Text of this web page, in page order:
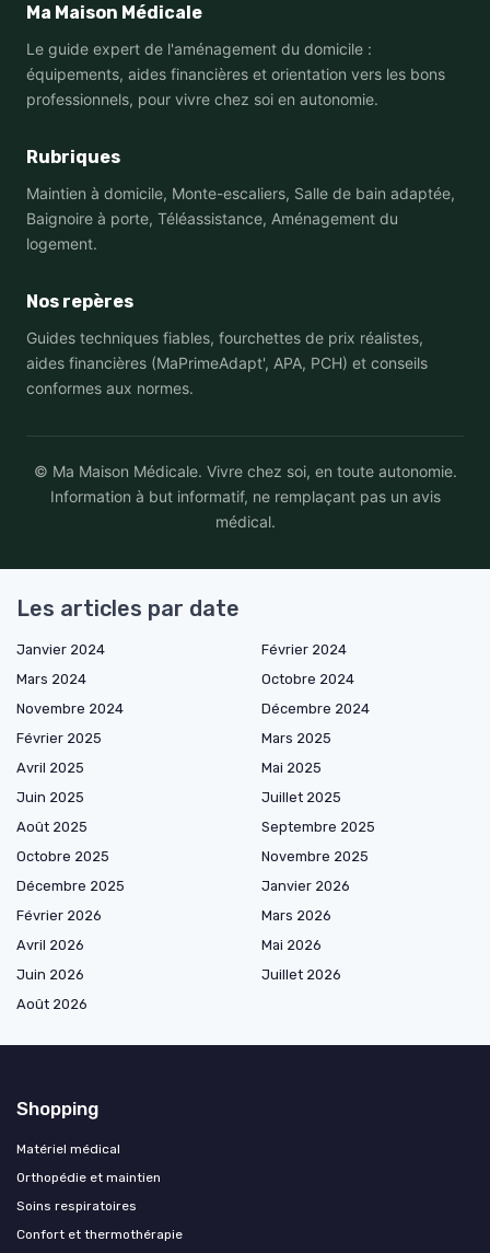
Ma Maison Médicale
Le guide expert de l'aménagement du domicile :
équipements, aides financières et orientation vers les bons
professionnels, pour vivre chez soi en autonomie.
Rubriques
Maintien à domicile, Monte-escaliers, Salle de bain adaptée,
Baignoire à porte, Téléassistance, Aménagement du
logement.
Nos repères
Guides techniques fiables, fourchettes de prix réalistes,
aides financières (MaPrimeAdapt', APA, PCH) et conseils
conformes aux normes.
© Ma Maison Médicale. Vivre chez soi, en toute autonomie.
Information à but informatif, ne remplaçant pas un avis
médical.
Les articles par date
Janvier 2024
Février 2024
Mars 2024
Octobre 2024
Novembre 2024
Décembre 2024
Février 2025
Mars 2025
Avril 2025
Mai 2025
Juin 2025
Juillet 2025
Août 2025
Septembre 2025
Octobre 2025
Novembre 2025
Décembre 2025
Janvier 2026
Février 2026
Mars 2026
Avril 2026
Mai 2026
Juin 2026
Juillet 2026
Août 2026
Shopping
Matériel médical
Orthopédie et maintien
Soins respiratoires
Confort et thermothérapie